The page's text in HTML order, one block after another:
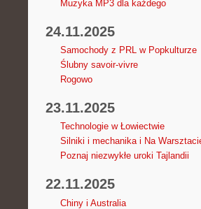
Muzyka MP3 dla każdego
24.11.2025
Samochody z PRL w Popkulturze
Ślubny savoir-vivre
Rogowo
23.11.2025
Technologie w Łowiectwie
Silniki i mechanika i Na
Poznaj niezwykłe uroki Tajlandii
22.11.2025
Chiny i Australia